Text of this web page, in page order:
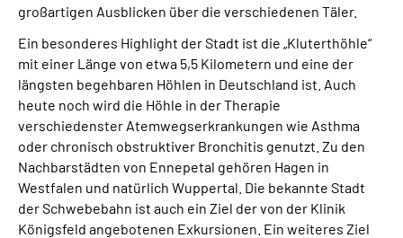
großartigen Ausblicken über die verschiedenen Täler.
Ein besonderes Highlight der Stadt ist die „Kluterthöhle“
mit einer Länge von etwa 5,5 Kilometern und eine der
längsten begehbaren Höhlen in Deutschland ist. Auch
heute noch wird die Höhle in der Therapie
verschiedenster Atemwegserkrankungen wie Asthma
oder chronisch obstruktiver Bronchitis genutzt. Zu den
Nachbarstädten von Ennepetal gehören Hagen in
Westfalen und natürlich Wuppertal. Die bekannte Stadt
der Schwebebahn ist auch ein Ziel der von der Klinik
Königsfeld angebotenen Exkursionen. Ein weiteres Ziel